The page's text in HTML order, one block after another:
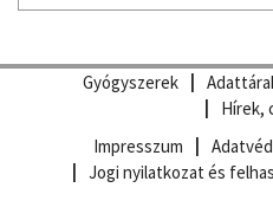
Gyógyszerek
Hírek,
Impresszum
Jogi nyilatkozat és